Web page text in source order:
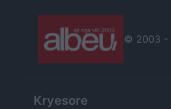
© 2003 -
Kryesore